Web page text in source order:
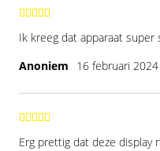
Ik kreeg dat apparaat
Anoniem
16 februari 2024
Erg prettig dat deze display